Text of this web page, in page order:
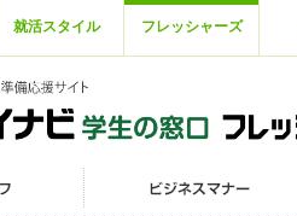
就活スタイル フレッシャーズ